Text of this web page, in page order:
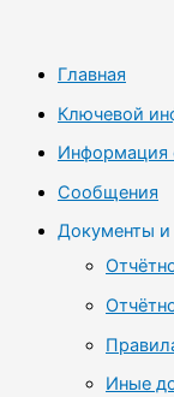
Главная
Ключевой
Информация
Сообщения
Документы и
Иные